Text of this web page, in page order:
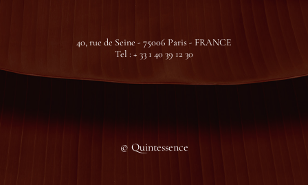
40, rue de Seine - 75006 Paris - FRANCE
Tel : + 33 1 40 39 12 30
© Quintessence